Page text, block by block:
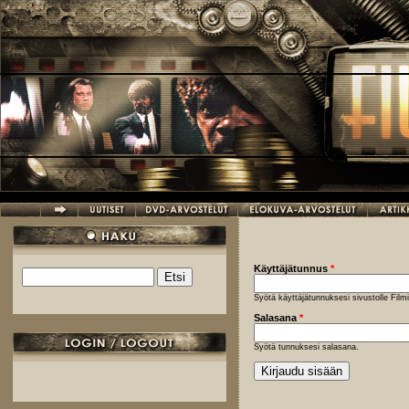
Hyppää pääsisältöön
Hakulomake
Käyttäjätunnus *
Syötä käyttäjätunnuksesi sivustolle
Salasana *
Syötä tunnuksesi salasana.